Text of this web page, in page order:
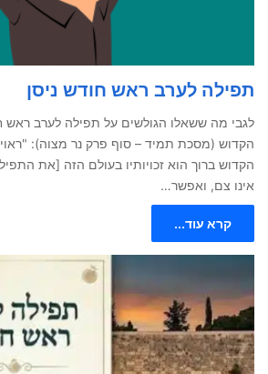
תפילה לערב ראש חודש ניסן
לגבי מה ששאלו הגולשים על תפילה לערב ראש
הקדוש (מסכת תמיד – סוף פרק נר מצוה): "ראוי
הקדוש ברוך הוא זכויותיו בעולם הזה [את
אינו צם, ואפשר…
קרא עוד...